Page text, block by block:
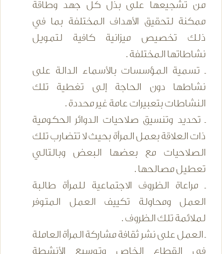
من تشجيعها على بذل كل جهد وطاقة
ممكنة لتحقيق الأهداف المختلفة بما في
ذلك تخصيص ميزانية كافية لتمويل
نشاطاتها المختلفة .
ـ تسمية المؤسسات بالأسماء الدالة على
نشاطها دون الحاجة إلى تغطية تلك
النشاطات بتعبيرات عامة غير محددة .
ـ تحديد وتنسيق صلاحيات الدوائر الحكومية
ذات العلاقة بعمل المرأة بحيث لا تتضارب تلك
الصلاحيات مع بعضها البعض وبالتالي
تعطيل مصالحها .
ـ مراعاة الظروف الاجتماعية للمرأة طالبة
العمل ومحاولة تكييف العمل المتوفر
لملائمة تلك الظروف .
ـ العمل على نشر ثقافة مشاركة المرأة العاملة
في القطاع الخاص وتوسيع الأنشطة